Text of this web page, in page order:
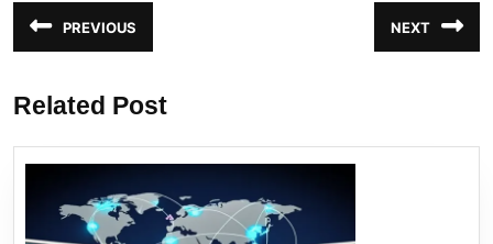
Navegação
de
PREVIOUS
anterior:
NEXT
post:
Related Post